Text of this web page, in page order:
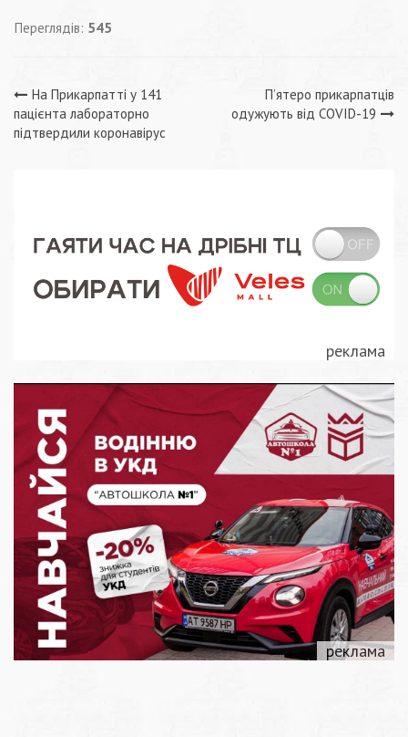
Переглядів: 545
Навігація
записів
На Прикарпатті у 141
пацієнта лабораторно
підтвердили коронавірус
П’ятеро прикарпатців
одужують від COVID-19